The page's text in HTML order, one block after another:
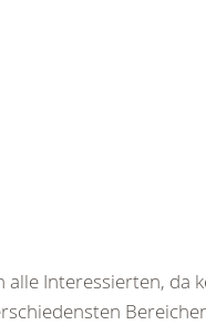
Interessierten, da